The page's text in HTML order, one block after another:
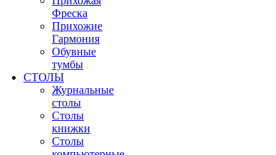
Фреска
Прихожие
Гармония
Обувные
тумбы
СТОЛЫ
Журнальные
столы
Столы
книжки
Столы